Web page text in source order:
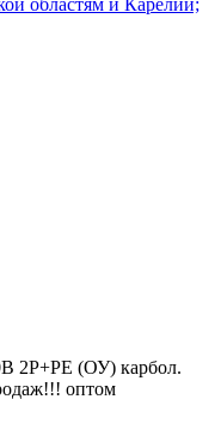
2P+PE (ОУ) карбол.
оптом